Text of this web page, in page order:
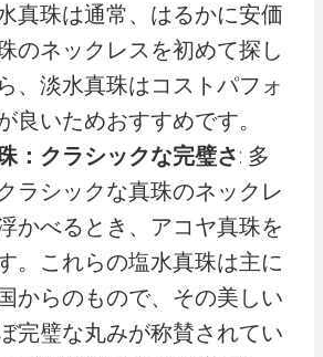
真珠は通常、はるかに安価
のネックレスを初めて探し
、淡水真珠はコストパフォ
良いためおすすめです。
：クラシックな完璧さ: 多
ラシックな真珠のネックレ
かべるとき、アコヤ真珠を
。これらの塩水真珠は主に
からのもので、その美しい
完璧な丸みが称賛されてい